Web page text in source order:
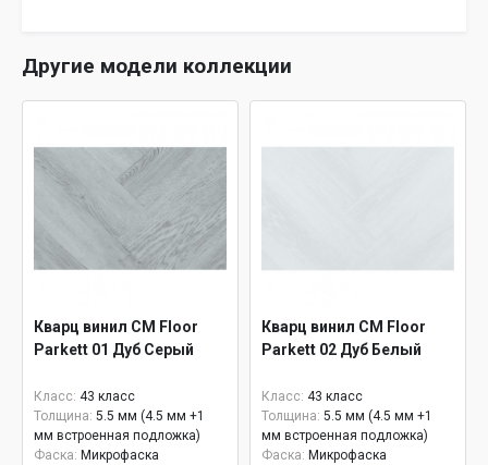
Другие модели коллекции
Кварц винил CM Floor
Parkett 01 Дуб Серый
Класс: 43 класс
Толщина: 5.5 мм (4.5 мм +1
мм встроенная подложка)
Фаска: Микрофаска
Кварц винил CM Floor
Parkett 02 Дуб Белый
Класс: 43 класс
Толщина: 5.5 мм (4.5 мм +1
мм встроенная подложка)
Фаска: Микрофаска